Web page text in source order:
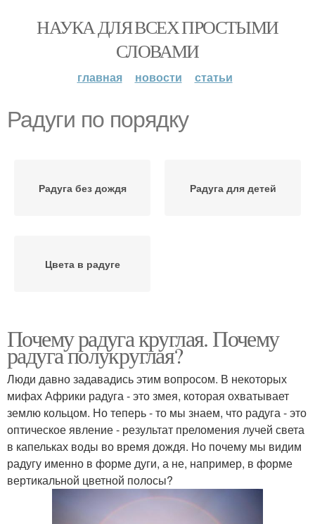
НАУКА ДЛЯ ВСЕХ ПРОСТЫМИ
СЛОВАМИ
главная новости статьи
Радуги по порядку
Радуга без дождя Радуга для детей
Цвета в радуге
Почему радуга круглая. Почему
радуга полукруглая?
Люди давно задавадись этим вопросом. В некоторых
мифах Африки радуга - это змея, которая охватывает
землю кольцом. Но теперь - то мы знаем, что радуга - это
оптическое явление - результат преломения лучей света
в капельках воды во время дождя. Но почему мы видим
радугу именно в форме дуги, а не, например, в форме
вертикальной цветной полосы?